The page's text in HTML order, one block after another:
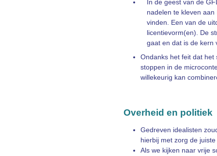
In de geest van de
nadelen te kleven
vinden. Een van de
licentievorm(en). De
gaat en dat is de kern
Ondanks het feit dat
stoppen in de
willekeurig kan
Overheid en politiek
Gedreven idealisten
hierbij met zorg de
Als we kijken naar vrije